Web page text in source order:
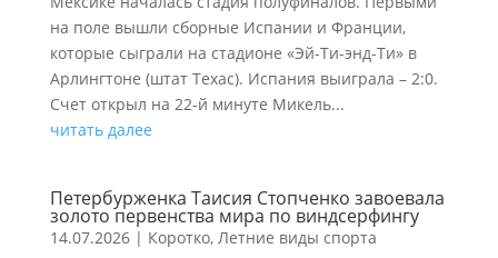
на поле вышли сборные Испании и Франции,
которые сыграли на стадионе «Эй-Ти-энд-Ти» в
Арлингтоне (штат Техас). Испания выиграла – 2:0.
Счет открыл на 22-й минуте Микель...
читать далее
Петербурженка Таисия Стопченко завоевала
золото первенства мира по виндсерфингу
14.07.2026| Коротко, Летние виды спорта